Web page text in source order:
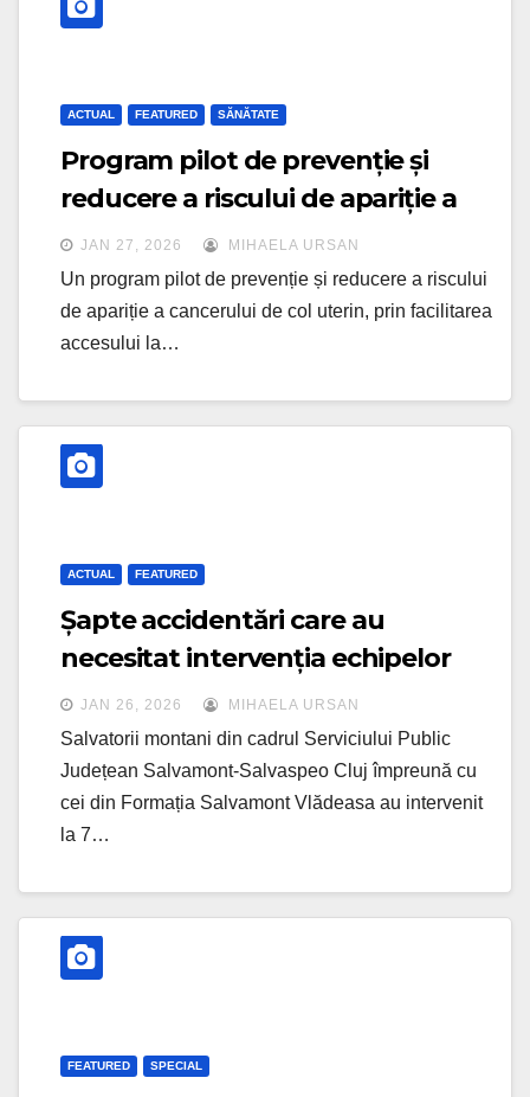
ACTUAL FEATURED SĂNĂTATE
Program pilot de prevenție și
reducere a riscului de apariție a
cancerului de col uterin, la IOCN
JAN 27, 2026 MIHAELA URSAN
Un program pilot de prevenție și reducere a riscului
de apariție a cancerului de col uterin, prin facilitarea
accesului la…
ACTUAL FEATURED
Șapte accidentări care au
necesitat intervenția echipelor
Salvamont au avut loc în
weekend la pârtiile din Cluj
JAN 26, 2026 MIHAELA URSAN
Salvatorii montani din cadrul Serviciului Public
Județean Salvamont-Salvaspeo Cluj împreună cu
cei din Formația Salvamont Vlădeasa au intervenit
la 7…
FEATURED SPECIAL